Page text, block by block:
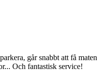
går snabbt att få maten
Och fantastisk service!